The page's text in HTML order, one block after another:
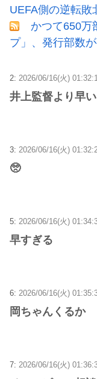
UEFA側の逆転
かつて650万
プ」、発行部数
2: 2026/06/16(火)
井上監督より早
3: 2026/06/16(火)
🥺
5: 2026/06/16(火)
早すぎる
6: 2026/06/16(火)
岡ちゃんくるか
7: 2026/06/16(火)